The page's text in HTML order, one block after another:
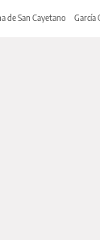
de San Cayetano García